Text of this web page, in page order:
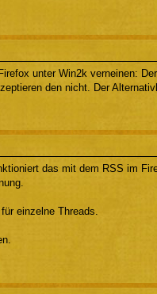
unter Win2k verneinen:
den nicht. Der
das mit dem RSS im
einzelne Threads.